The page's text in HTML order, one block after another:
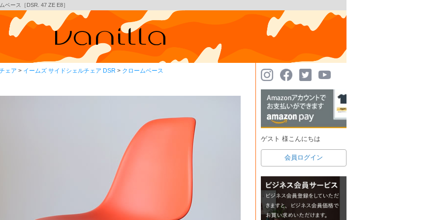
ベース［DSR. 47 ZE E8］
ェア イームズ サイドシェルチェア DSR クロームベース
ゲスト 様こんにちは
会員ログイン